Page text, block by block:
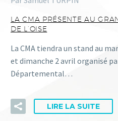
LA CMA PRÉSENTE AU
DE L’OISE
La CMA tiendra un stand au
et dimanche 2 avril organisé
Départemental…
LIRE LA SUITE